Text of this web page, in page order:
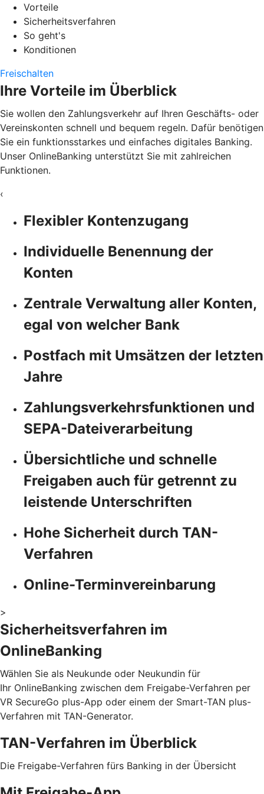
Vorteile
Sicherheitsverfahren
So geht's
Konditionen
Freischalten
Ihre Vorteile im Überblick
Sie wollen den Zahlungsverkehr auf Ihren Geschäfts- oder
Vereinskonten schnell und bequem regeln. Dafür benötigen
Sie ein funktionsstarkes und einfaches digitales Banking.
Unser OnlineBanking unterstützt Sie mit zahlreichen
Funktionen.
‹
Flexibler Kontenzugang
Individuelle Benennung der
Konten
Zentrale Verwaltung aller Konten,
egal von welcher Bank
Postfach mit Umsätzen der letzten
Jahre
Zahlungsverkehrsfunktionen und
SEPA-Dateiverarbeitung
Übersichtliche und schnelle
Freigaben auch für getrennt zu
leistende Unterschriften
Hohe Sicherheit durch TAN-
Verfahren
Online-Terminvereinbarung
>
Sicherheitsverfahren im
OnlineBanking
Wählen Sie als Neukunde oder Neukundin für
Ihr OnlineBanking zwischen dem Freigabe-Verfahren per
VR SecureGo plus-App oder einem der Smart-TAN plus-
Verfahren mit TAN-Generator.
TAN-Verfahren im Überblick
Die Freigabe-Verfahren fürs Banking in der Übersicht